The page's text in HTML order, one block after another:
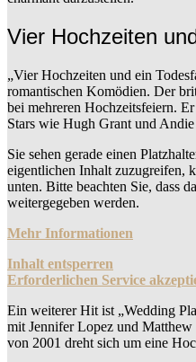
Vier Hochzeiten
„Vier Hochzeiten und ein
romantischen Komödien. Der
bei mehreren Hochzeitsfeiern.
Stars wie Hugh Grant und
Sie sehen gerade einen
eigentlichen Inhalt zuzugreifen,
unten. Bitte beachten Sie, dass
weitergegeben werden.
Mehr Informationen
Inhalt entsperren
Erforderlichen Service
Ein weiterer Hit ist „Wedding
mit Jennifer Lopez und
von 2001 dreht sich um eine